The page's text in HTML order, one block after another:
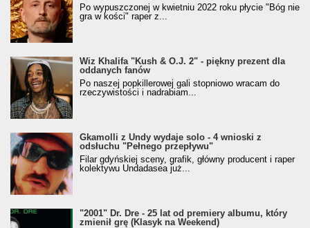
Po wypuszczonej w kwietniu 2022 roku płycie "Bóg nie
gra w kości" raper z...
Wiz Khalifa "Kush & O.J. 2" - piękny prezent dla
oddanych fanów
Po naszej popkillerowej gali stopniowo wracam do
rzeczywistości i nadrabiam...
Gkamolli z Undy wydaje solo - 4 wnioski z
odsłuchu "Pełnego przepływu"
Filar gdyńskiej sceny, grafik, główny producent i raper
kolektywu Undadasea już...
"2001" Dr. Dre - 25 lat od premiery albumu, który
zmienił grę (Klasyk na Weekend)